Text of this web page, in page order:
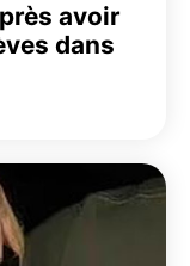
avoir
dans